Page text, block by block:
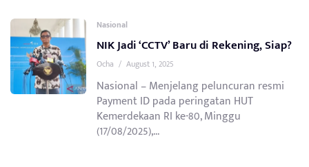
Nasional
NIK Jadi ‘CCTV’ Baru di Rekening, Siap?
Ocha / August 1, 2025
Nasional – Menjelang peluncuran resmi
Payment ID pada peringatan HUT
Kemerdekaan RI ke-80, Minggu
(17/08/2025),...